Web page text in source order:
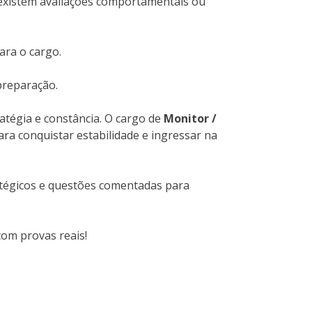
o cargo.
e constância. O cargo de Monitor /
conquistar estabilidade e ingressar na
e questões comentadas para
provas reais!